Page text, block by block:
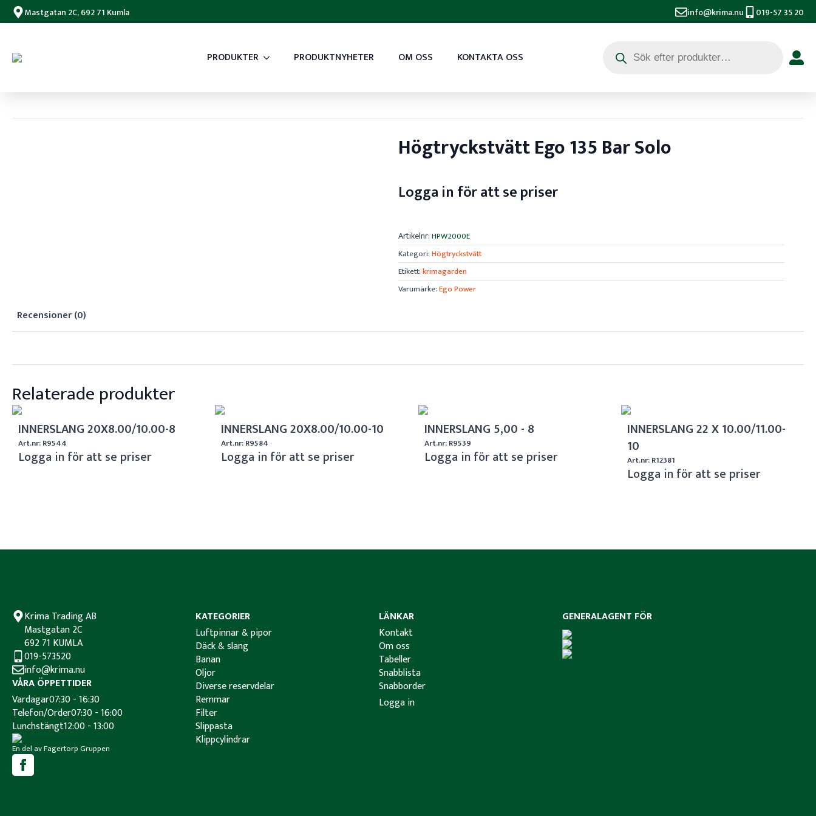
Mastgatan 2C, 692 71 Kumla info@krima.nu 019-57 35 20
PRODUKTER PRODUKTNYHETER OM OSS KONTAKTA OSS
Högtryckstvätt Ego 135 Bar Solo
Logga in för att se priser
Artikelnr:HPW2000E
Kategori:Högtryckstvätt
Etikett:krimagarden
Varumärke:Ego Power
Recensioner (0)
Relaterade produkter
INNERSLANG 20X8.00/10.00-8
Art.nr: R9544
Logga in för att se priser
INNERSLANG 20X8.00/10.00-10
Art.nr: R9584
Logga in för att se priser
INNERSLANG 5,00 - 8
Art.nr: R9539
Logga in för att se priser
INNERSLANG 22 X 10.00/11.00-
10
Art.nr: R12381
Logga in för att se priser
Krima Trading AB
Mastgatan 2C
692 71 KUMLA
019-573520
info@krima.nu
VÅRA ÖPPETTIDER
Vardagar07:30 - 16:30
Telefon/Order07:30 - 16:00
Lunchstängt12:00 - 13:00
En del av Fagertorp Gruppen
KATEGORIER
Luftpinnar & pipor
Däck & slang
Banan
Oljor
Diverse reservdelar
Remmar
Filter
Slippasta
Klippcylindrar
LÄNKAR
Kontakt
Om oss
Tabeller
Snabblista
Snabborder
Logga in
GENERALAGENT FÖR